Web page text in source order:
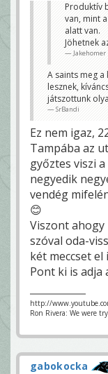
Produktív
van, mint
alatt van.
Jöhetnek
Jakehomer
A saints meg
lesznek,
játszottunk
SrBandi
Ez nem igaz,
Tampába az
győztes viszi
negyedik
vendég
😊
Viszont ahogy
szóval oda-
két meccset
Pont ki is adja
http://
Ron Rivera: We were
gabokocka